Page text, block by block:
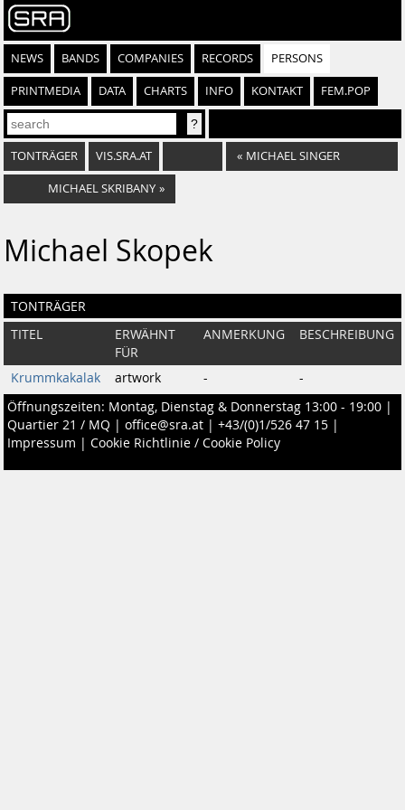
NEWS BANDS COMPANIES RECORDS PERSONS
PRINTMEDIA DATA CHARTS INFO KONTAKT FEM.POP
TONTRÄGER VIS.SRA.AT « MICHAEL SINGER
MICHAEL SKRIBANY »
Michael Skopek
TONTRÄGER
TITEL
ERWÄHNT
FÜR
ANMERKUNG BESCHREIBUNG
Krummkakalak artwork -
-
Öffnungszeiten: Montag, Dienstag & Donnerstag 13:00 - 19:00 |
Quartier 21 / MQ | office@sra.at | +43/(0)1/526 47 15 |
Impressum | Cookie Richtlinie / Cookie Policy